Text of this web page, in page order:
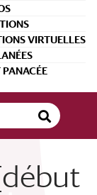
VIRTUELLES